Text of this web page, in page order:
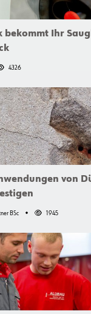
bekommt Ihr
4326
von
BSc 1945